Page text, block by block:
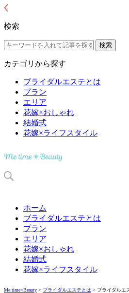
検索
カテゴリから探す
ブライダルエステとは
プラン
エリア
花嫁×おしゃれ
結婚式
花嫁×ライフスタイル
ホーム
ブライダルエステとは
プラン
エリア
花嫁×おしゃれ
結婚式
花嫁×ライフスタイル
Me time×Beauty > ブライダルエステとは > ブライダルエ